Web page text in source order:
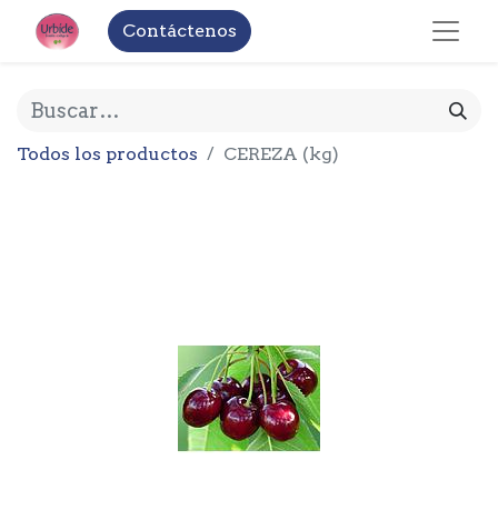
Contáctenos
Todos los productos CEREZA (kg)